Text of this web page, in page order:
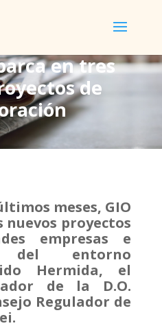
en tres
de
en tres
de
meses, GIO
proyectos
empresas e
del entorno
Hermida, el
de la D.O.
Regulador de